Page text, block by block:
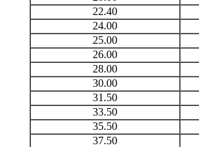
22.40
24.00
25.00
26.00
28.00
30.00
31.50
33.50
35.50
37.50